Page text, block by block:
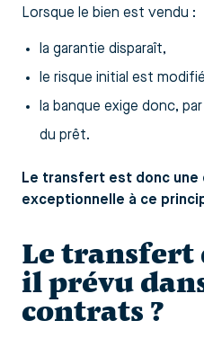
Lorsque le bien est vendu :
la garantie disparaît,
le risque initial est
la banque exige donc,
du prêt.
Le transfert est donc une
exceptionnelle à ce
Le transfert
il prévu
contrats ?